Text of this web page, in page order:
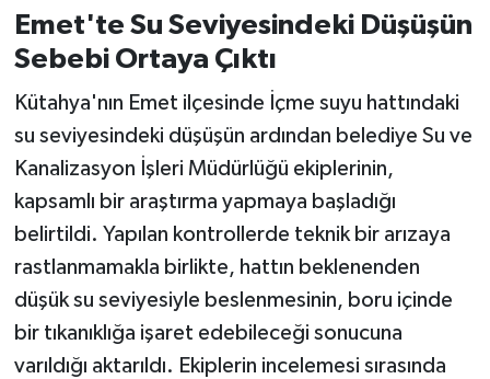
Emet'te Su Seviyesindeki Düşüşün
Sebebi Ortaya Çıktı
Kütahya'nın Emet ilçesinde İçme suyu hattındaki
su seviyesindeki düşüşün ardından belediye Su ve
Kanalizasyon İşleri Müdürlüğü ekiplerinin,
kapsamlı bir araştırma yapmaya başladığı
belirtildi. Yapılan kontrollerde teknik bir arızaya
rastlanmamakla birlikte, hattın beklenenden
düşük su seviyesiyle beslenmesinin, boru içinde
bir tıkanıklığa işaret edebileceği sonucuna
varıldığı aktarıldı. Ekiplerin incelemesi sırasında